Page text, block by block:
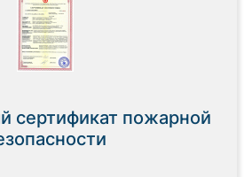
сертификат пожарной